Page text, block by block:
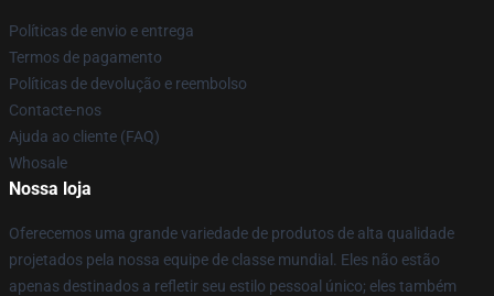
Políticas de envio e entrega
Termos de pagamento
Políticas de devolução e reembolso
Contacte-nos
Ajuda ao cliente (FAQ)
Whosale
Nossa loja
Oferecemos uma grande variedade de produtos de alta qualidade
projetados pela nossa equipe de classe mundial. Eles não estão
apenas destinados a refletir seu estilo pessoal único; eles também